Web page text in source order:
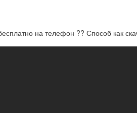
на телефон ?? Способ как